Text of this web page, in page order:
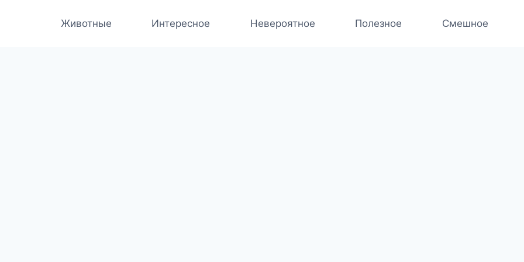
Животные Интересное Невероятное Полезное Смешное